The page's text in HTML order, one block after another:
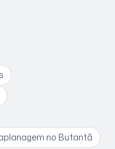
no Butantã